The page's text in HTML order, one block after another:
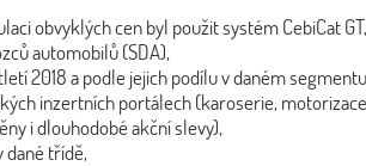
obvyklých cen byl použit systém CebiCat GT,
automobilů (SDA),
2018 a podle jejich podílu v daném
inzertních portálech (karoserie,
i dlouhodobé akční slevy),
třídě,